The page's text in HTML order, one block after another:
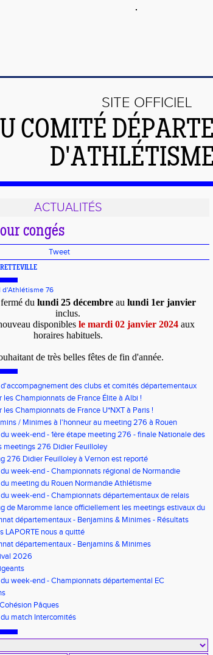
SITE OFFICIEL
COMITÉ
ACTUALITÉS
congés
Tweet
d'Athlétisme 76
du lundi 25 décembre au lundi 1er janvier
inclus.
disponibles le mardi 02 janvier 2024 aux
horaires habituels.
de très belles fêtes de fin d'année.
des clubs et comités départementaux
de volontaires au service civique
les Championnats de France Élite à Albi !
les Championnats de France U*NXT à Paris !
/ Minimes à l'honneur au meeting 276 à Rouen
week-end - 1ère étape meeting 276 - finale Nationale des
- Pré-France CJESM
meetings 276 Didier Feuilloley
276 Didier Feuilloley à Vernon est reporté
week-end - Championnats régional de Normandie
meeting du Rouen Normandie Athlétisme
week-end - Championnats départementaux de relais
départementale des triathlons poussins
de Maromme lance officiellement les meetings estivaux du
départementaux - Benjamins & Minimes - Résultats
LAPORTE nous a quitté
départementaux - Benjamins & Minimes
2026
week-end - Championnats départemental EC
Minimes - EO Adultes
Pâques
match Intercomités